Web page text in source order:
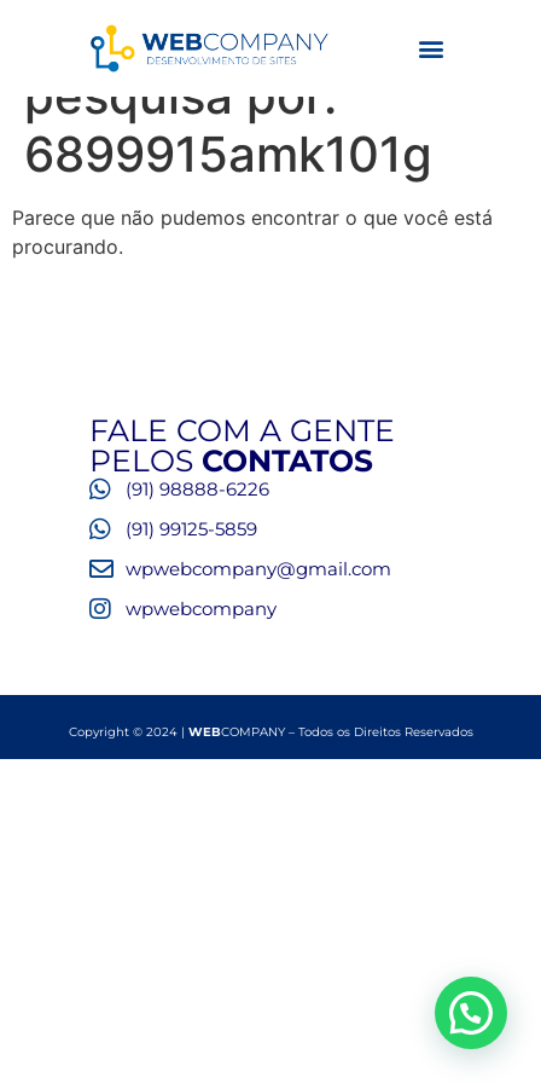
Resultados da
pesquisa por:
6899915amk101g
Parece que não pudemos encontrar o que você está
procurando.
FALE COM A GENTE
PELOS CONTATOS
(91) 98888-6226
(91) 99125-5859
wpwebcompany@gmail.com
wpwebcompany
Copyright © 2024 | WEBCOMPANY – Todos os Direitos Reservados